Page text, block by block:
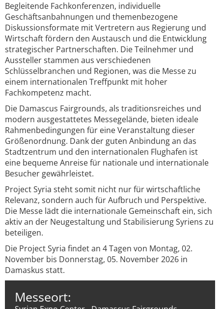
Begleitende Fachkonferenzen, individuelle
Geschäftsanbahnungen und themenbezogene
Diskussionsformate mit Vertretern aus Regierung und
Wirtschaft fördern den Austausch und die Entwicklung
strategischer Partnerschaften. Die Teilnehmer und
Aussteller stammen aus verschiedenen
Schlüsselbranchen und Regionen, was die Messe zu
einem internationalen Treffpunkt mit hoher
Fachkompetenz macht.
Die Damascus Fairgrounds, als traditionsreiches und
modern ausgestattetes Messegelände, bieten ideale
Rahmenbedingungen für eine Veranstaltung dieser
Größenordnung. Dank der guten Anbindung an das
Stadtzentrum und den internationalen Flughafen ist
eine bequeme Anreise für nationale und internationale
Besucher gewährleistet.
Project Syria steht somit nicht nur für wirtschaftliche
Relevanz, sondern auch für Aufbruch und Perspektive.
Die Messe lädt die internationale Gemeinschaft ein, sich
aktiv an der Neugestaltung und Stabilisierung Syriens zu
beteiligen.
Die Project Syria findet an 4 Tagen von Montag, 02.
November bis Donnerstag, 05. November 2026 in
Damaskus statt.
Messeort: